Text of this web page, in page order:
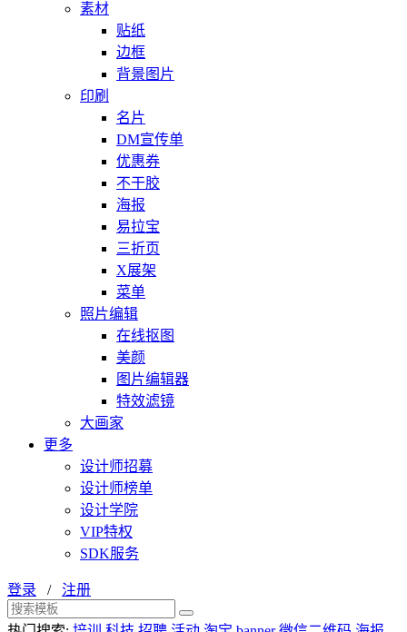
素材
贴纸
边框
背景图片
印刷
名片
DM宣传单
优惠券
不干胶
海报
易拉宝
三折页
X展架
菜单
照片编辑
在线抠图
美颜
图片编辑器
特效滤镜
大画家
更多
设计师招募
设计师榜单
设计学院
VIP特权
SDK服务
登录 / 注册